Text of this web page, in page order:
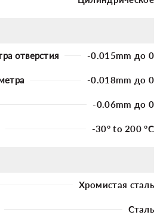
отверстия -0.015mm до 0
-0.018mm до 0
-0.06mm до 0
-30° to 200 °C
Хромистая сталь
Сталь